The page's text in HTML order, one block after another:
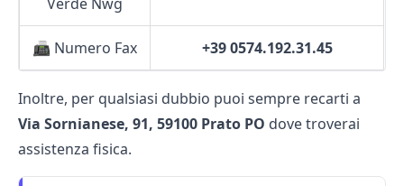
📠 Numero Fax +39 0574.192.31.45
Inoltre, per qualsiasi dubbio puoi sempre recarti a
Via Sornianese, 91, 59100 Prato PO dove troverai
assistenza fisica.